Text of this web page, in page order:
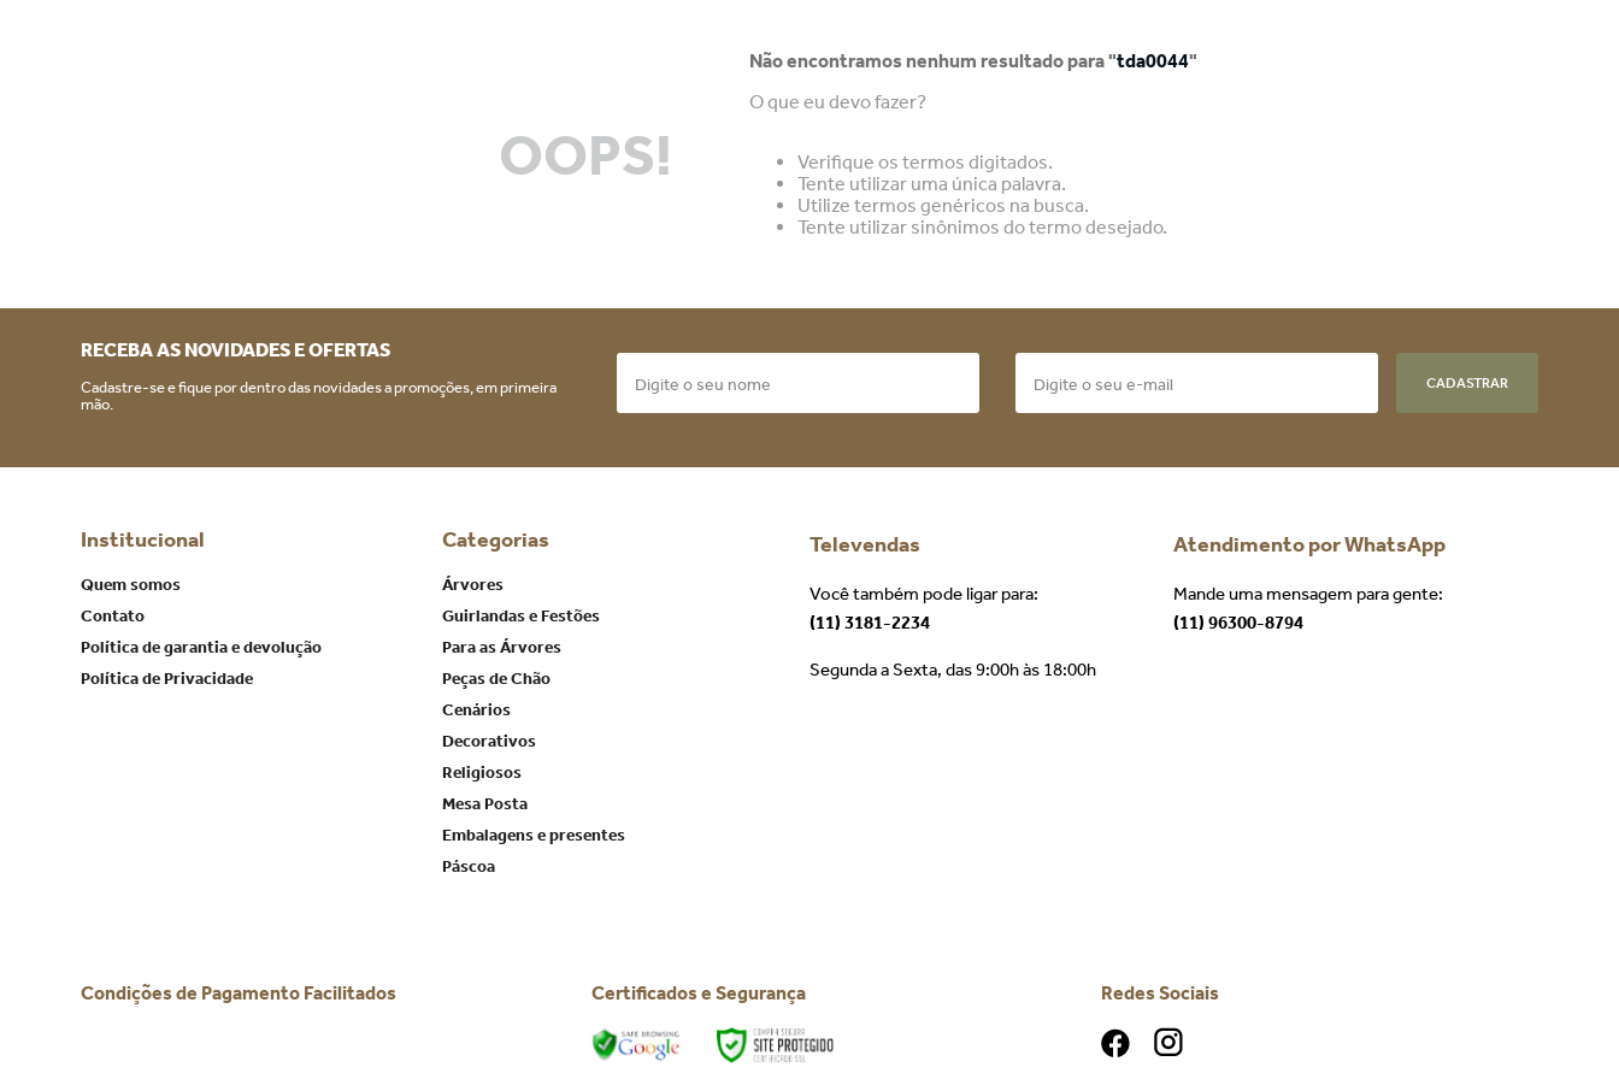
OOPS!
Não encontramos nenhum resultado para "tda0044"
O que eu devo fazer?
Verifique os termos digitados.
Tente utilizar uma única palavra.
Utilize termos genéricos na busca.
Tente utilizar sinônimos do termo desejado.
RECEBA AS NOVIDADES E OFERTAS
Cadastre-se e fique por dentro das novidades a promoções, em primeira
mão.
CADASTRAR
Institucional
Quem somos
Contato
Política de garantia e devolução
Política de Privacidade
Categorias
Árvores
Guirlandas e Festões
Para as Árvores
Peças de Chão
Cenários
Decorativos
Religiosos
Mesa Posta
Embalagens e presentes
Páscoa
Televendas
Você também pode ligar para:
(11) 3181-2234
Segunda a Sexta, das 9:00h às 18:00h
Atendimento por WhatsApp
Mande uma mensagem para gente:
(11) 96300-8794
Condições de Pagamento Facilitados Certificados e Segurança Redes Sociais